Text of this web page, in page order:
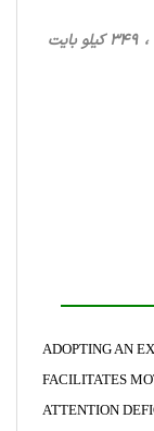
، روانشناسی ‌بالینی، 9 صفحه فارسی تایپ شده ، 349 کیلو بایت
ADOPTING AN
FACILITATES
ATTENTION